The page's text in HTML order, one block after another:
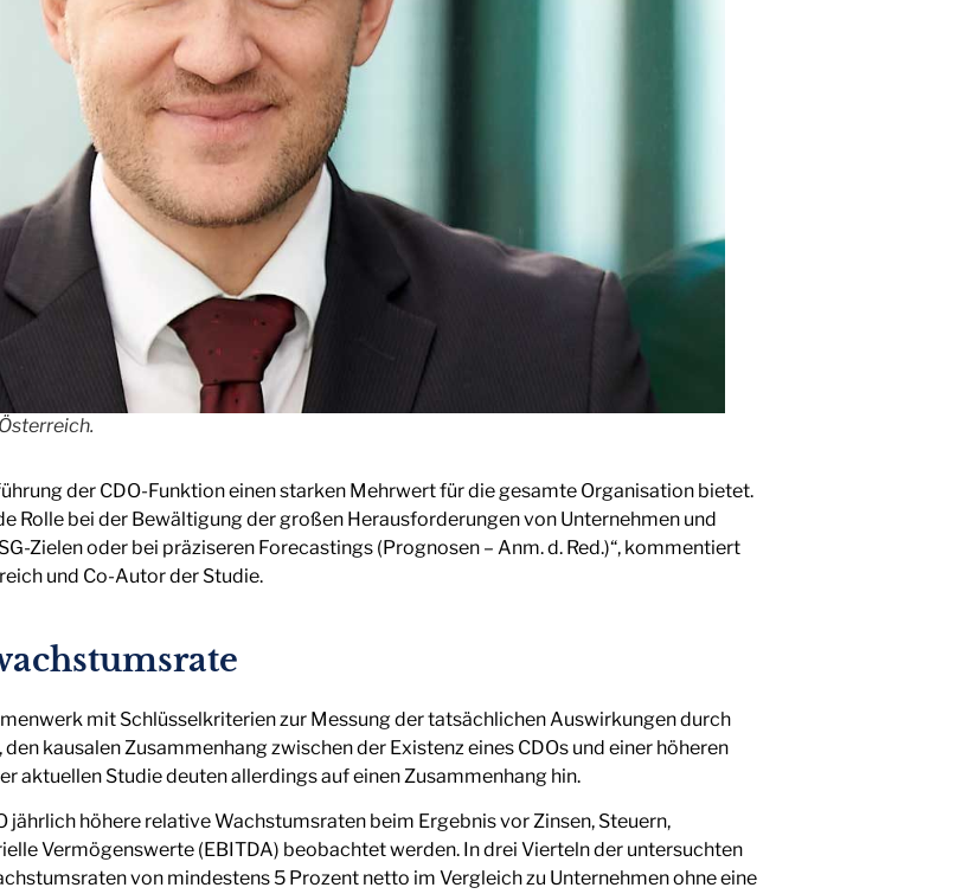
der CDO-Funktion einen starken Mehrwert für die gesamte Organisation bietet.
Rolle bei der Bewältigung der großen Herausforderungen von Unternehmen und
Zielen oder bei präziseren Forecastings (Prognosen – Anm. d. Red.)“, kommentiert
und Co-Autor der Studie.
mit Schlüsselkriterien zur Messung der tatsächlichen Auswirkungen durch
kausalen Zusammenhang zwischen der Existenz eines CDOs und einer höheren
aktuellen Studie deuten allerdings auf einen Zusammenhang hin.
höhere relative Wachstumsraten beim Ergebnis vor Zinsen, Steuern,
Vermögenswerte (EBITDA) beobachtet werden. In drei Vierteln der untersuchten
von mindestens 5 Prozent netto im Vergleich zu Unternehmen ohne eine